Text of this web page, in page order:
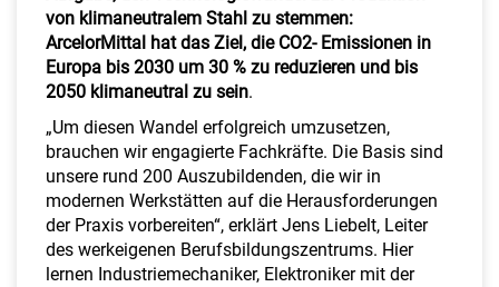
von klimaneutralem Stahl zu stemmen:
ArcelorMittal hat das Ziel, die CO2- Emissionen in
Europa bis 2030 um 30 % zu reduzieren und bis
2050 klimaneutral zu sein.
„Um diesen Wandel erfolgreich umzusetzen,
brauchen wir engagierte Fachkräfte. Die Basis sind
unsere rund 200 Auszubildenden, die wir in
modernen Werkstätten auf die Herausforderungen
der Praxis vorbereiten“, erklärt Jens Liebelt, Leiter
des werkeigenen Berufsbildungszentrums. Hier
lernen Industriemechaniker, Elektroniker mit der